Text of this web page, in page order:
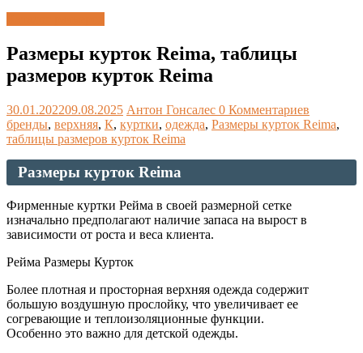
Размеры курток Reima, таблицы
размеров курток Reima
30.01.202209.08.2025 Антон Гонсалес 0 Комментариев
бренды, верхняя, К, куртки, одежда, Размеры курток Reima,
таблицы размеров курток Reima
Размеры курток Reima
Фирменные куртки Рейма в своей размерной сетке
изначально предполагают наличие запаса на вырост в
зависимости от роста и веса клиента.
Рейма Размеры Курток
Более плотная и просторная верхняя одежда содержит
большую воздушную прослойку, что увеличивает ее
согревающие и теплоизоляционные функции.
Особенно это важно для детской одежды.